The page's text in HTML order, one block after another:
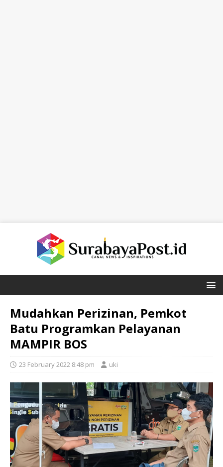
Mudahkan Perizinan, Pemkot
Batu Programkan Pelayanan
MAMPIR BOS
23 February 2022 8:48 pm uki